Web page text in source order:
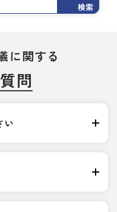
検索
に関する
問
い